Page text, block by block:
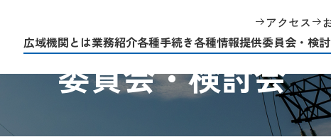
アクセス
広域機関とは業務紹介各種手続き各種情報提供委員会・検
Committee and Working Group
委員会・検討会